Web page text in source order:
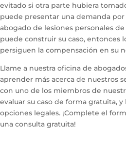
evitado si otra parte hubiera
puede presentar una demanda por
abogado de lesiones personales
puede construir su caso, entonces
persiguen la compensación en su
Llame a nuestra oficina de
aprender más acerca de nuestros
con uno de los miembros de
evaluar su caso de forma gratuita,
opciones legales. ¡Complete el
una consulta gratuita!